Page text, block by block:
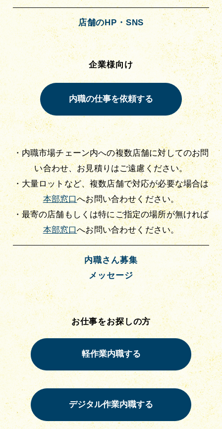
店舗のHP・SNS
企業様向け
・内職市場チェーン内への複数店舗に対してのお問
い合わせ、お見積りはご遠慮ください。
・大量ロットなど、複数店舗で対応が必要な場合は
本部窓口へお問い合わせください。
・最寄の店舗もしくは特にご指定の場所が無ければ
本部窓口へお問い合わせください。
内職さん募集
メッセージ
お仕事をお探しの方